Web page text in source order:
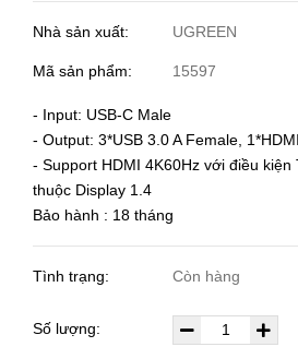
Nhà sản xuất: UGREEN
Mã sản phẩm: 15597
- Input: USB-C Male
- Output: 3*USB 3.0 A Female,
- Support HDMI 4K60Hz với điều kiện
thuộc Display 1.4
Bảo hành : 18 tháng
Tình trạng: Còn hàng
Số lượng: